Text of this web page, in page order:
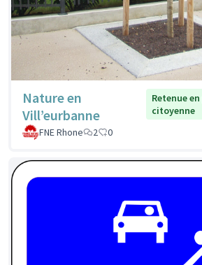
Nature en
Vill’eurbanne
Retenue
citoyenne
FNE Rhone
2 0